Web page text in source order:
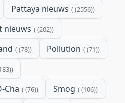
Pattaya nieuws (2556)
nieuws (202)
(78) Pollution (71)
Cha (76) Smog (106)